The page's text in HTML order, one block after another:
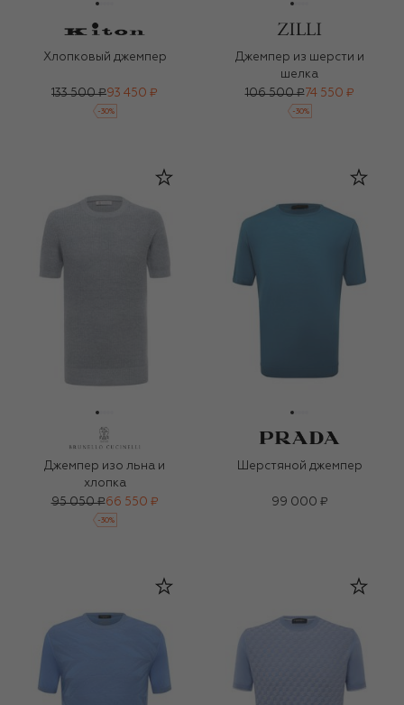
Хлопковый джемпер
133 500 ₽93 450 ₽
-30%
Джемпер из шерсти и
шелка
106 500 ₽74 550 ₽
-30%
Джемпер изо льна и
хлопка
95 050 ₽66 550 ₽
-30%
Шерстяной джемпер
99 000 ₽